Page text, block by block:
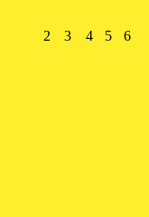
2 33.
44.
55.
66.